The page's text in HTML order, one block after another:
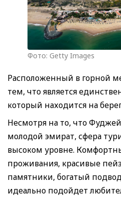
Фото: Getty Images
Расположенный в горной
тем, что является
который находится на
Несмотря на то, что
молодой эмират, сфера
высоком уровне.
проживания, красивые
памятники, богатый
идеально подойдет